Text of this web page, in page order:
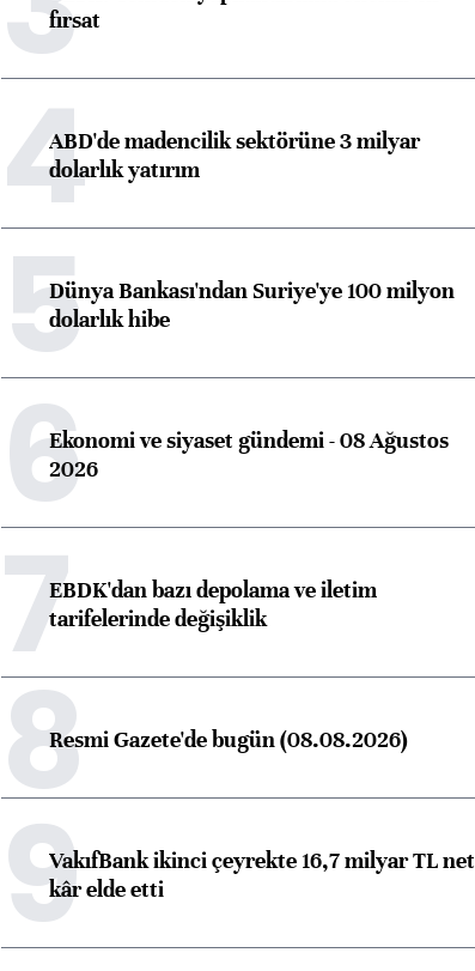
fırsat
4ABD'de madencilik sektörüne 3 milyar
dolarlık yatırım
5Dünya Bankası'ndan Suriye'ye 100 milyon
dolarlık hibe
6Ekonomi ve siyaset gündemi - 08 Ağustos
2026
7EBDK'dan bazı depolama ve iletim
tarifelerinde değişiklik
8Resmi Gazete'de bugün (08.08.2026)
9VakıfBank ikinci çeyrekte 16,7 milyar TL net
kâr elde etti